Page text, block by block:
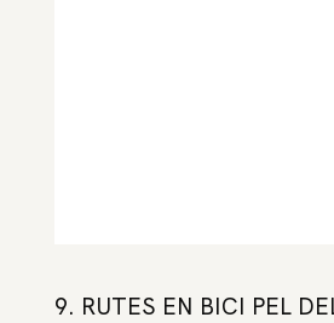
9. RUTES EN BICI PEL